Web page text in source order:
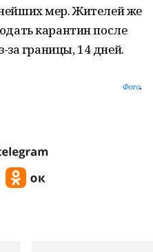
мер. Жителей же
карантин после
за границы, 14 дней.
Фото.